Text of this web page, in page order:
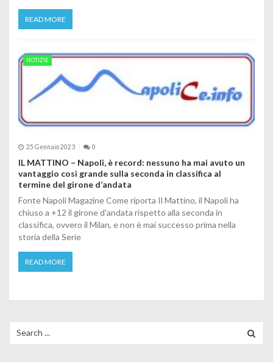
READ MORE
NOTIZIE
25 Gennaio 2023 0
IL MATTINO – Napoli, è record: nessuno ha mai avuto un
vantaggio così grande sulla seconda in classifica al
termine del girone d’andata
Fonte Napoli Magazine Come riporta Il Mattino, il Napoli ha
chiuso a +12 il girone d'andata rispetto alla seconda in
classifica, ovvero il Milan, e non è mai successo prima nella
storia della Serie
READ MORE